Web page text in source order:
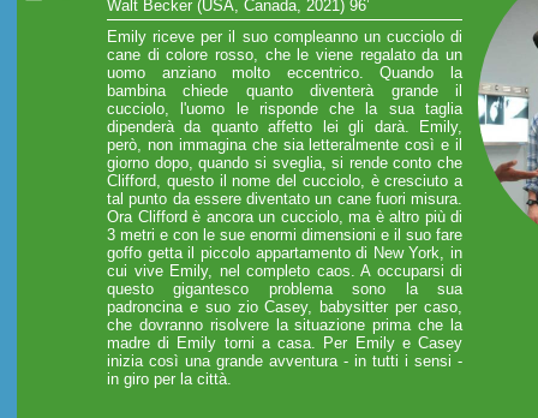
Walt Becker (USA, Canada, 2021) 96’
Emily riceve per il suo compleanno un cucciolo di
cane di colore rosso, che le viene regalato da un
uomo anziano molto eccentrico. Quando la
bambina chiede quanto diventerà grande il
cucciolo, l'uomo le risponde che la sua taglia
dipenderà da quanto affetto lei gli darà. Emily,
però, non immagina che sia letteralmente così e il
giorno dopo, quando si sveglia, si rende conto che
Clifford, questo il nome del cucciolo, è cresciuto a
tal punto da essere diventato un cane fuori misura.
Ora Clifford è ancora un cucciolo, ma è altro più di
3 metri e con le sue enormi dimensioni e il suo fare
goffo getta il piccolo appartamento di New York, in
cui vive Emily, nel completo caos. A occuparsi di
questo gigantesco problema sono la sua
padroncina e suo zio Casey, babysitter per caso,
che dovranno risolvere la situazione prima che la
madre di Emily torni a casa. Per Emily e Casey
inizia così una grande avventura - in tutti i sensi -
in giro per la città.